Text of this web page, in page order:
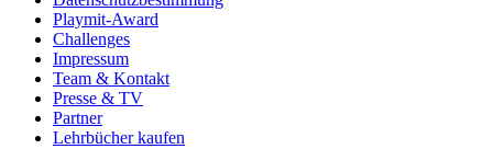
Playmit-Award
Challenges
Impressum
Team & Kontakt
Presse & TV
Partner
Lehrbücher kaufen